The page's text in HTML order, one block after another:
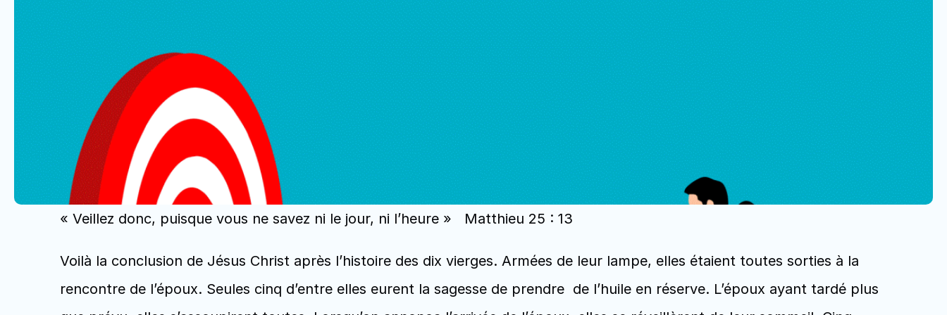
« Veillez donc, puisque vous ne savez ni le jour, ni l’heure »   Matthieu 25 : 13
Voilà la conclusion de Jésus Christ après l’histoire des dix vierges. Armées de leur lampe, elles étaient toutes sorties à la
rencontre de l’époux. Seules cinq d’entre elles eurent la sagesse de prendre  de l’huile en réserve. L’époux ayant tardé plus